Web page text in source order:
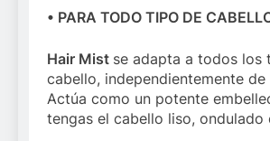
• PARA TODO TIPO DE
Hair Mist se adapta a todos los
cabello, independientemente de
Actúa como un potente
tengas el cabello liso, ondulado